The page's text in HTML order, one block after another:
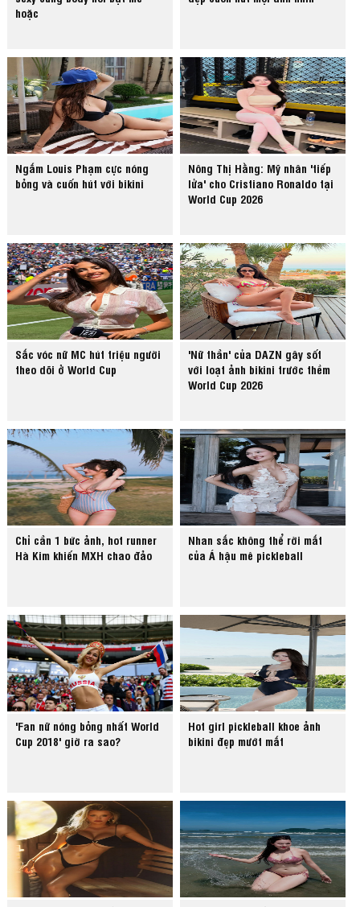
hoặc
Ngắm Louis Phạm cực nóng
bỏng và cuốn hút với bikini
Nông Thị Hằng: Mỹ nhân 'tiếp
lửa' cho Cristiano Ronaldo tại
World Cup 2026
Sắc vóc nữ MC hút triệu người
theo dõi ở World Cup
'Nữ thần' của DAZN gây sốt
với loạt ảnh bikini trước thềm
World Cup 2026
Chỉ cần 1 bức ảnh, hot runner
Hà Kim khiến MXH chao đảo
Nhan sắc không thể rời mắt
của Á hậu mê pickleball
'Fan nữ nóng bỏng nhất World
Cup 2018' giờ ra sao?
Hot girl pickleball khoe ảnh
bikini đẹp mướt mắt